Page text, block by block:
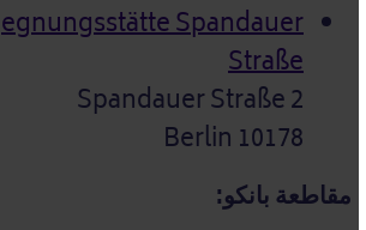
Spandauer
Straße
Spandauer Straße 2
10178 Berlin
مقاطعة بانكو: